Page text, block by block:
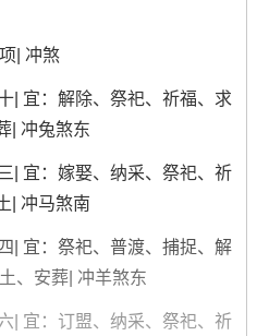
| 冲煞
| 宜：解除、祭祀、祈福、求
| 冲兔煞东
| 宜：嫁娶、纳采、祭祀、祈
| 冲马煞南
| 宜：祭祀、普渡、捕捉、解
、安葬| 冲羊煞东
| 宜：订盟、纳采、祭祀、祈